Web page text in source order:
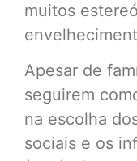
muitos
Apesar de
seguirem
na escolha
sociais e os